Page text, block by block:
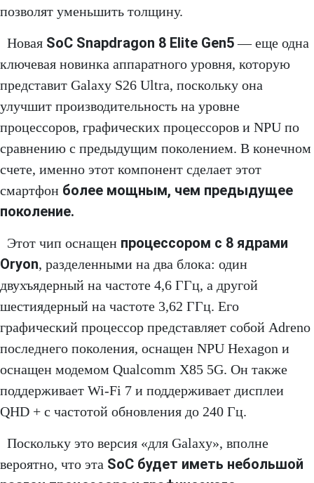
позволят уменьшить толщину.
Новая SoC Snapdragon 8 Elite Gen5— еще одна
ключевая новинка аппаратного уровня, которую
представит Galaxy S26 Ultra, поскольку она
улучшит производительность на уровне
процессоров, графических процессоров и NPU по
сравнению с предыдущим поколением. В конечном
счете, именно этот компонент сделает этот
смартфон более мощным, чем предыдущее
поколение.
Этот чип оснащен процессором с 8 ядрами
Oryon, разделенными на два блока: один
двухъядерный на частоте 4,6 ГГц, а другой
шестиядерный на частоте 3,62 ГГц. Его
графический процессор представляет собой Adreno
последнего поколения, оснащен NPU Hexagon и
оснащен модемом Qualcomm X85 5G. Он также
поддерживает Wi-Fi 7 и поддерживает дисплеи
QHD + с частотой обновления до 240 Гц.
Поскольку это версия «для Galaxy», вполне
вероятно, что эта SoC будет иметь небольшой